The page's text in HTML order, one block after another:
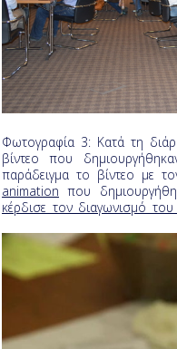
Φωτογραφία 3: Κατά τη
βίντεο που
παράδειγμα το βίντεο με
animation που
κέρδισε τον διαγωνισμό